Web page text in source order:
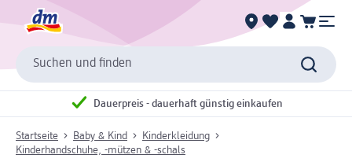
Suchen und finden
Dauerpreis - dauerhaft günstig einkaufen
Startseite Baby & Kind
Kinderkleidung
Kinderhandschuhe, -mützen & -schals